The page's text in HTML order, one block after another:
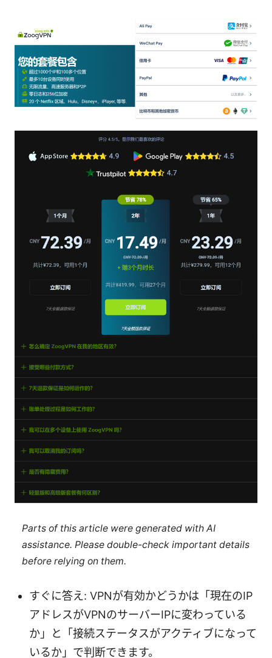
Parts of this article were generated with AI
assistance. Please double-check important details
before relying on them.
すぐに答え: VPNが有効かどうかは「現在のIP
アドレスがVPNのサーバーIPに変わっている
か」と「接続ステータスがアクティブになって
いるか」で判断できます。